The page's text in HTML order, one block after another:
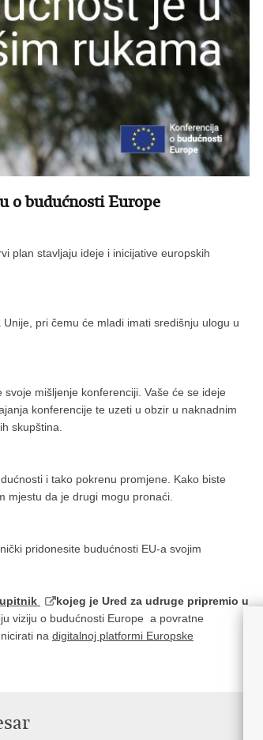
o budućnosti Europe
plan stavljaju ideje i inicijative europskih
pri čemu će mladi imati središnju ulogu u
mišljenje konferenciji. Vaše će se ideje
konferencije te uzeti u obzir u naknadnim
skupština.
i tako pokrenu promjene. Kako biste
mjestu da je drugi mogu pronaći.
pridonesite budućnosti EU-a svojim
upitnik
kojeg je Ured za udruge pripremio u
viziju o budućnosti Europe a povratne
na digitalnoj platformi Europske